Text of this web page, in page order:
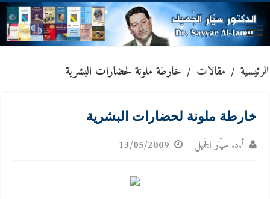
الرئيسية / مقالات / خارطة ملونة لحضارات البشرية
خارطة ملونة لحضارات البشرية
أ.د. سيّار الجَميل 13/05/2009